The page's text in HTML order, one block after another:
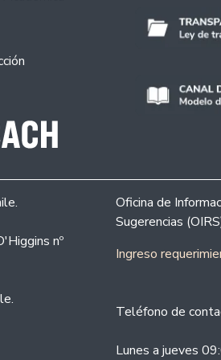
nº
Oficina de
Sugerencias
Ingreso
Teléfono de
Lunes a jueves